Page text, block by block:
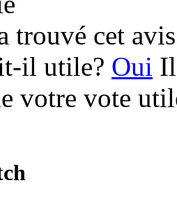
trouvé cet
il utile? Oui
votre vote